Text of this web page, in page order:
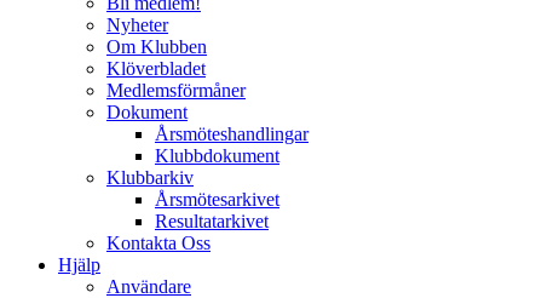
Nyheter
Om Klubben
Klöverbladet
Medlemsförmåner
Dokument
Årsmöteshandlingar
Klubbdokument
Klubbarkiv
Årsmötesarkivet
Resultatarkivet
Kontakta Oss
Hjälp
Användare